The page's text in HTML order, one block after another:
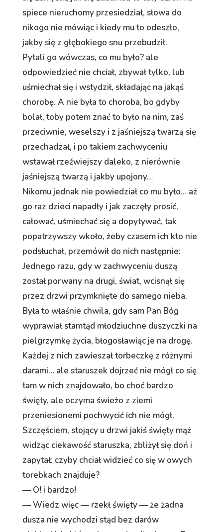
spiece nieruchomy przesiedział, słowa do
nikogo nie mówiąc i kiedy mu to odeszło,
jakby się z głębokiego snu przebudził.
Pytali go wówczas, co mu było? ale
odpowiedzieć nie chciał, zbywał tylko, lub
uśmiechał się i wstydził, składając na jakąś
chorobę. A nie była to choroba, bo gdyby
bolał, toby potem znać to było na nim, zaś
przeciwnie, weselszy i z jaśniejszą twarzą się
przechadzał, i po takiem zachwyceniu
wstawał rzeźwiejszy daleko, z nierównie
jaśniejszą twarzą i jakby upojony…
Nikomu jednak nie powiedział co mu było… aż
go raz dzieci napadły i jak zaczęły prosić,
całować, uśmiechać się a dopytywać, tak
popatrzywszy wkoło, żeby czasem ich kto nie
podsłuchał, przemówił do nich następnie:
Jednego razu, gdy w zachwyceniu duszą
został porwany na drugi, świat, wcisnął się
przez drzwi przymknięte do samego nieba.
Była to właśnie chwila, gdy sam Pan Bóg
wyprawiał stamtąd młodziuchne duszyczki na
pielgrzymkę życia, błogosławiąc je na drogę.
Każdej z nich zawieszał torbeczkę z różnymi
darami… ale staruszek dojrzeć nie mógł co się
tam w nich znajdowało, bo choć bardzo
święty, ale oczyma świeżo z ziemi
przeniesionemi pochwycić ich nie mógł.
Szczęściem, stojący u drzwi jakiś święty mąż
widząc ciekawość staruszka, zbliżył się doń i
zapytał: czyby chciał widzieć co się w owych
torebkach znajduje?
— O! i bardzo!
— Wiedz więc — rzekł święty — że żadna
dusza nie wychodzi stąd bez darów